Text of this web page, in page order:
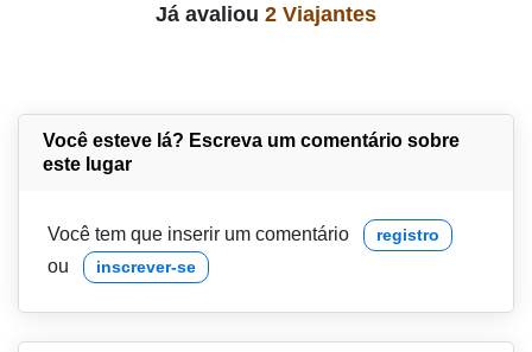
Já avaliou 2 Viajantes
Você esteve lá? Escreva um comentário sobre
este lugar
Você tem que inserir um comentário registro
ou inscrever-se